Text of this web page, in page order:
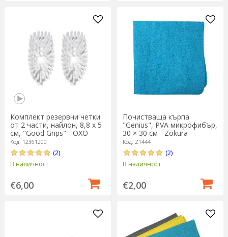
Комплект резервни четки
от 2 части, найлон, 8,8 x 5
см, "Good Grips" - OXO
Код: 12361200
(2)
В наличност
€6,00
Почистваща кърпа
"Genius", PVA микрофибър,
30 × 30 см - Zokura
Код: Z1444
(2)
В наличност
€2,00